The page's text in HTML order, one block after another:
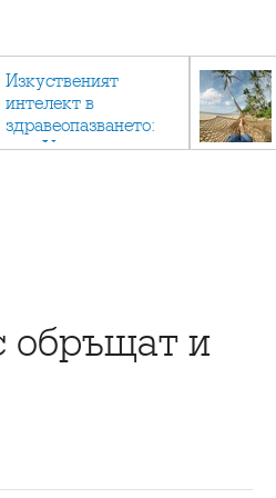
Изкуственият
интелект в
здравеопазването:
как AI променя
обръщат и